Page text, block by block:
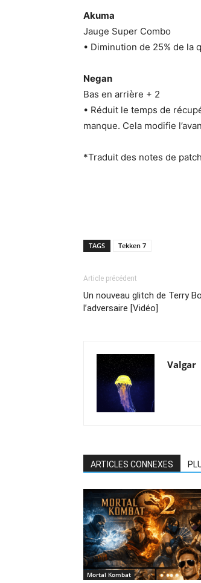
Akuma
Jauge Super Combo
• Diminution de 25% de la
Negan
Bas en arrière + 2
• Réduit le temps de
manque. Cela modifie
*Traduit des notes de
TAGS Tekken 7
Article précédent
Un nouveau glitch de Terry
l’adversaire [Vidéo]
Valgar
ARTICLES CONNEXES
Mortal Kombat